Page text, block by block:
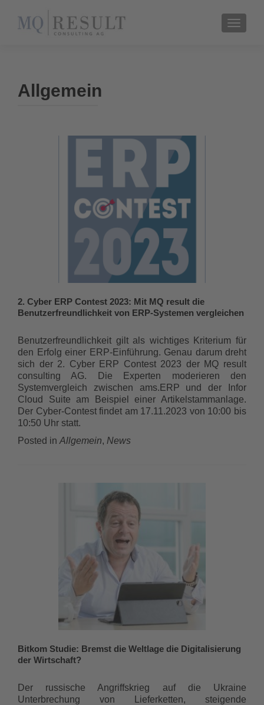
Allgemein
2. Cyber ERP Contest 2023: Mit MQ result die
Benutzerfreundlichkeit von ERP-Systemen vergleichen
Benutzerfreundlichkeit gilt als wichtiges Kriterium für
den Erfolg einer ERP-Einführung. Genau darum dreht
sich der 2. Cyber ERP Contest 2023 der MQ result
consulting AG. Die Experten moderieren den
Systemvergleich zwischen ams.ERP und der Infor
Cloud Suite am Beispiel einer Artikelstammanlage.
Der Cyber-Contest findet am 17.11.2023 von 10:00 bis
10:50 Uhr statt.
Posted in Allgemein, News
Bitkom Studie: Bremst die Weltlage die Digitalisierung
der Wirtschaft?
Der russische Angriffskrieg auf die Ukraine
Unterbrechung von Lieferketten, steigende